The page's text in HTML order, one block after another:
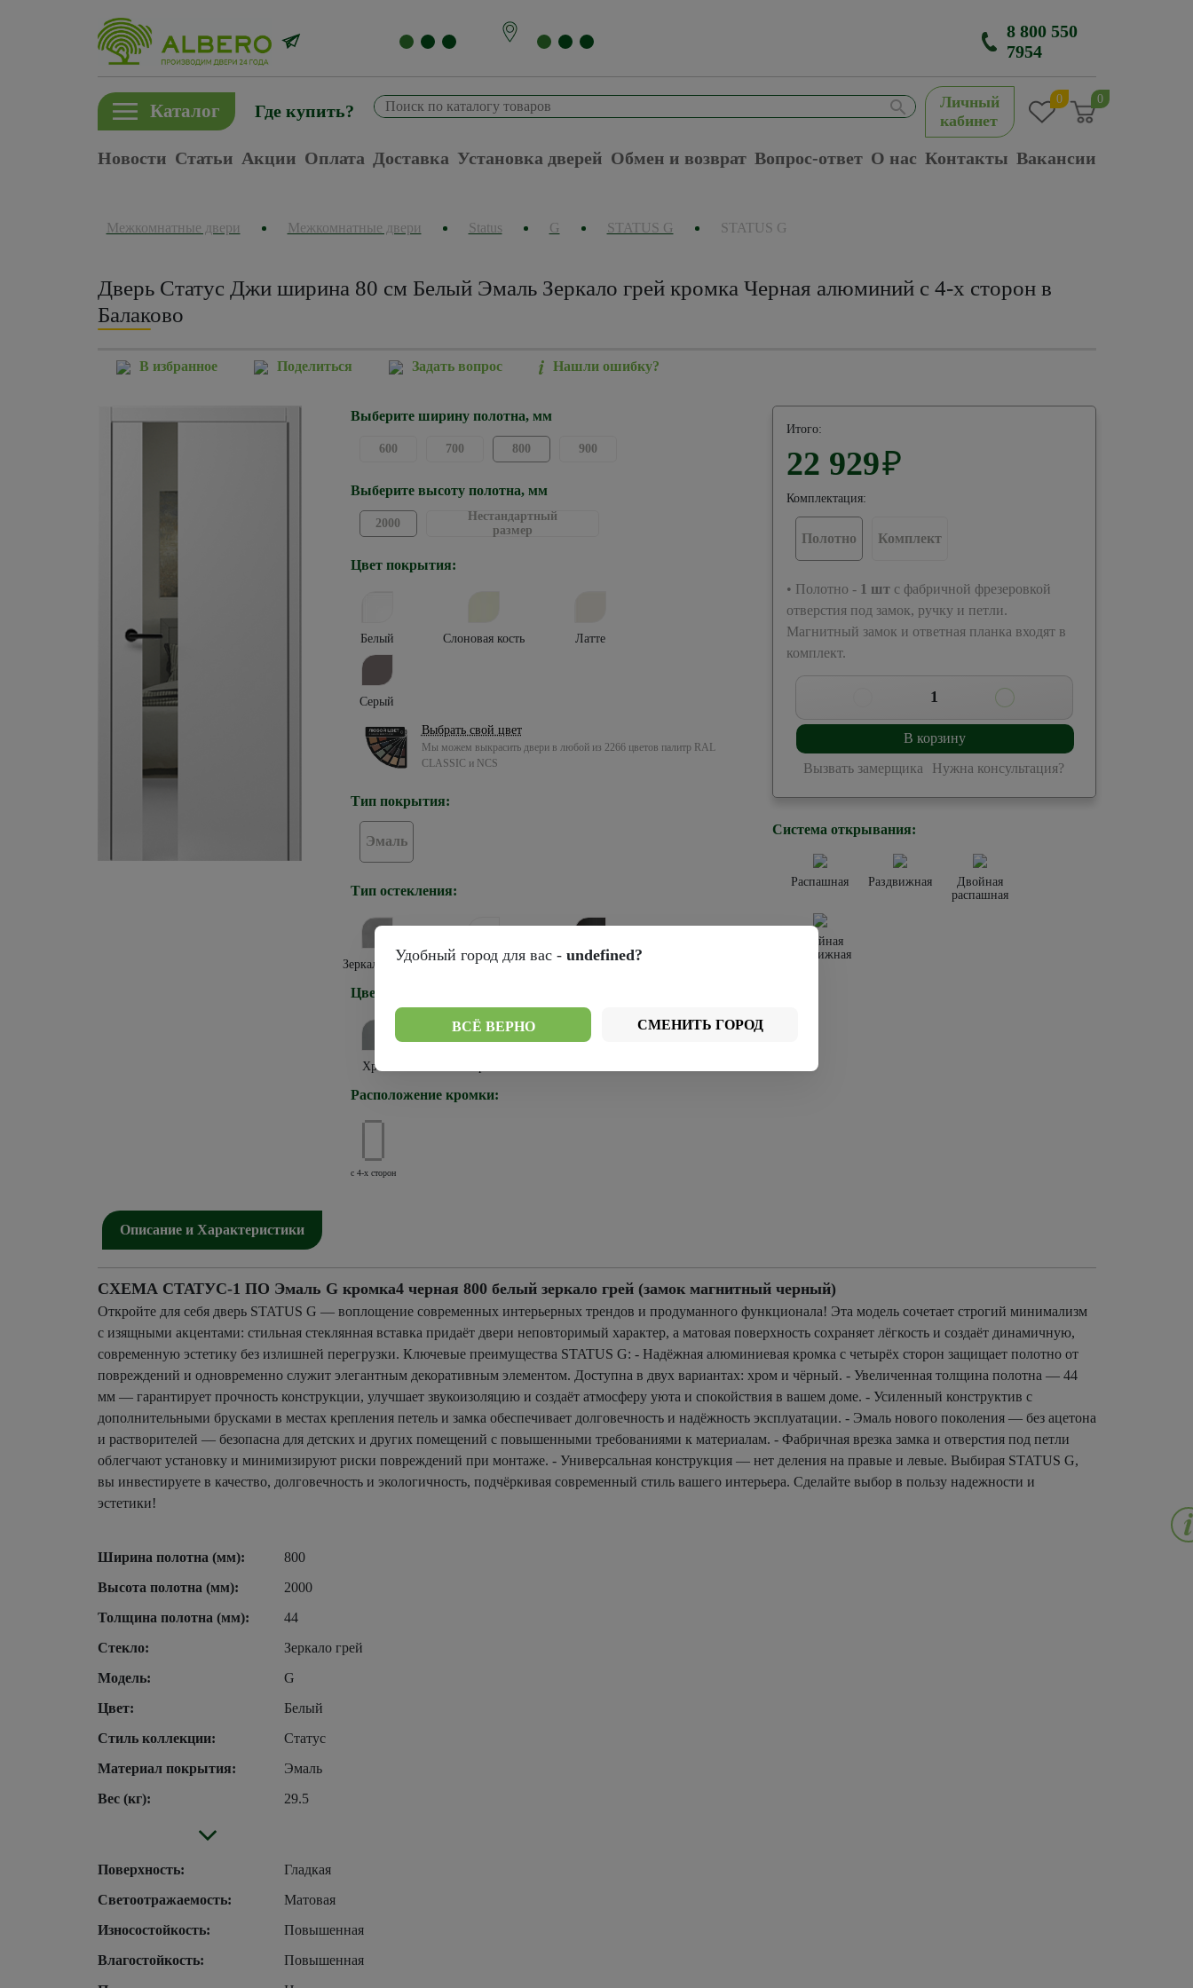
8 800 550
7954
Каталог Где купить?
Личный
кабинет
0 0
Новости Статьи Акции Оплата Доставка Установка дверей Обмен и возврат Вопрос-ответ О нас Контакты Вакансии
Межкомнатные двери Межкомнатные двери Status G STATUS G STATUS G
Дверь Статус Джи ширина 80 см Белый Эмаль Зеркало грей кромка Черная алюминий с 4-х сторон в
Балаково
В избранное Поделиться Задать вопрос Нашли ошибку?
Выберите ширину полотна, мм
600 700 800 900
Выберите высоту полотна, мм
2000
Нестандартный
размер
Цвет покрытия:
Белый Слоновая кость Латте
Серый
Выбрать свой цвет
Мы можем выкрасить двери в любой из 2266 цветов палитр RAL
CLASSIC и NCS
Тип покрытия:
Эмаль
Тип остекления:
Зеркало грей Стекло белое Стекло черное
Цвет кромки:
Хром
Расположение кромки:
с 4-х сторон
Итого:
22 929₽
Комплектация:
Полотно Комплект
• Полотно - 1 штс фабричной фрезеровкой
отверстия под замок, ручку и петли.
Магнитный замок и ответная планка входят в
комплект.
1
В корзину
Вызвать замерщика
Нужна консультация?
Система открывания:
Распашная Раздвижная
Двойная
распашная
Двойная
раздвижная
Описание и Характеристики
СХЕМА СТАТУС-1 ПО Эмаль G кромка4 черная 800 белый зеркало грей (замок магнитный черный)
Откройте для себя дверь STATUS G — воплощение современных интерьерных трендов и продуманного функционала! Эта модель сочетает строгий минимализм
с изящными акцентами: стильная стеклянная вставка придаёт двери неповторимый характер, а матовая поверхность сохраняет лёгкость и создаёт динамичную,
современную эстетику без излишней перегрузки. Ключевые преимущества STATUS G: - Надёжная алюминиевая кромка с четырёх сторон защищает полотно от
повреждений и одновременно служит элегантным декоративным элементом. Доступна в двух вариантах: хром и чёрный. - Увеличенная толщина полотна — 44
мм — гарантирует прочность конструкции, улучшает звукоизоляцию и создаёт атмосферу уюта и спокойствия в вашем доме. - Усиленный конструктив с
дополнительными брусками в местах крепления петель и замка обеспечивает долговечность и надёжность эксплуатации. - Эмаль нового поколения — без ацетона
и растворителей — безопасна для детских и других помещений с повышенными требованиями к материалам. - Фабричная врезка замка и отверстия под петли
облегчают установку и минимизируют риски повреждений при монтаже. - Универсальная конструкция — нет деления на правые и левые. Выбирая STATUS G,
вы инвестируете в качество, долговечность и экологичность, подчёркивая современный стиль вашего интерьера. Сделайте выбор в пользу надежности и
эстетики!
Ширина полотна (мм):
800
Высота полотна (мм):
2000
Толщина полотна (мм):
44
Стекло:
Зеркало грей
Модель:
G
Цвет:
Белый
Стиль коллекции:
Статус
Материал покрытия:
Эмаль
Вес (кг):
29.5
Поверхность:
Гладкая
Светоотражаемость:
Матовая
Износостойкость:
Повышенная
Влагостойкость:
Повышенная
Удобный город для вас - undefined?
ВСЁ ВЕРНО СМЕНИТЬ ГОРОД